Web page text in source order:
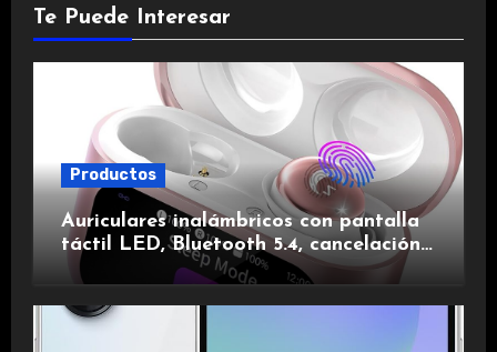
Te Puede Interesar
Productos
Auriculares inalámbricos con pantalla
táctil LED, Bluetooth 5.4, cancelación
de ruido, impermeables y de larga
duración.